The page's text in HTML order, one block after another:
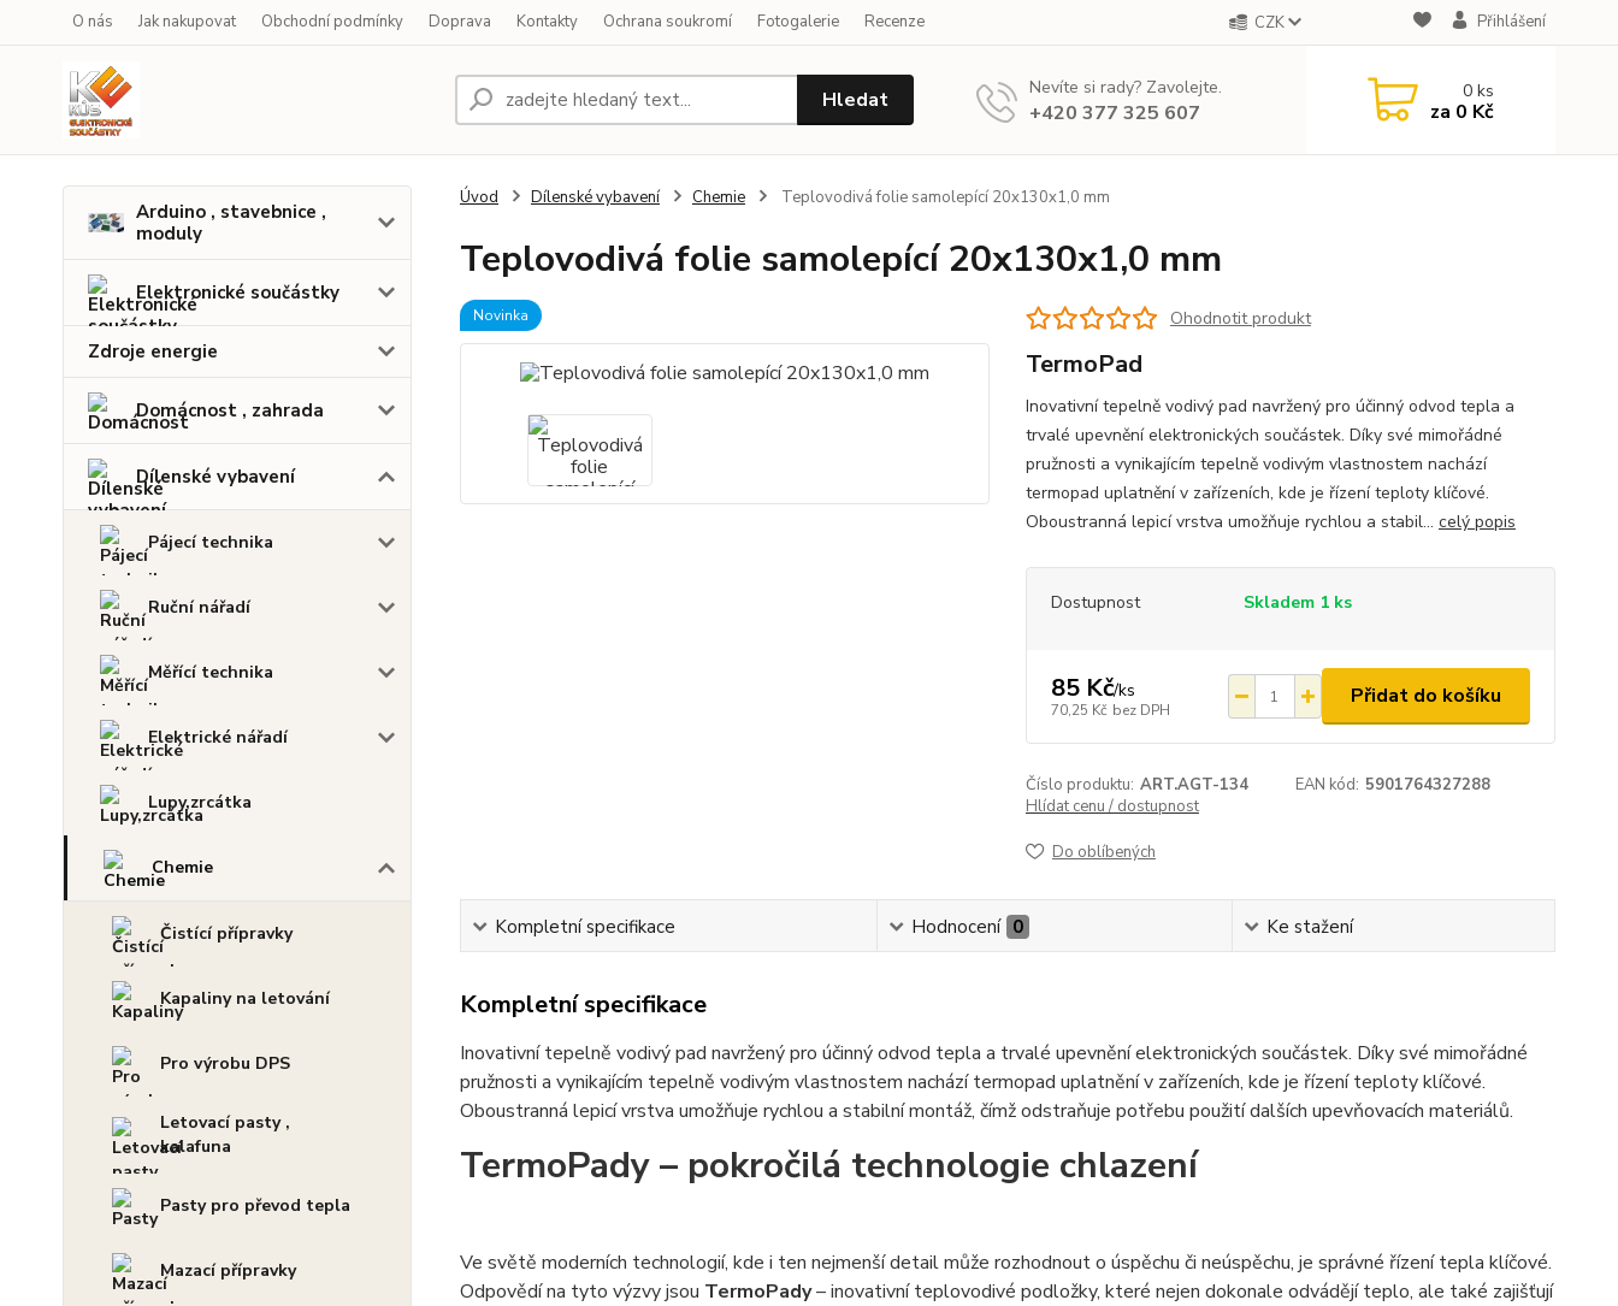
O nás Jak nakupovat Obchodní podmínky Doprava Kontakty Ochrana soukromí Fotogalerie Recenze CZK Přihlášení
Hledat Nevíte si rady? Zavolejte.
+420 377 325 607
0ks
za 0 Kč
Arduino , stavebnice ,
moduly
Elektronické součástky
Zdroje energie
Domácnost , zahrada
Dílenské vybavení
Pájecí technika
Ruční nářadí
Měřící technika
Elektrické nářadí
Lupy,zrcátka
Chemie
Čistící přípravky
Kapaliny na letování
Pro výrobu DPS
Letovací pasty ,
kalafuna
Pasty pro převod tepla
Mazací přípravky
Úvod Dílenské vybavení Chemie Teplovodivá folie samolepící 20x130x1,0 mm
Teplovodivá folie samolepící 20x130x1,0 mm
Novinka Ohodnotit produkt
TermoPad
Inovativní tepelně vodivý pad navržený pro účinný odvod tepla a
trvalé upevnění elektronických součástek. Díky své mimořádné
pružnosti a vynikajícím tepelně vodivým vlastnostem nachází
termopad uplatnění v zařízeních, kde je řízení teploty klíčové.
Oboustranná lepicí vrstva umožňuje rychlou a stabil... celý popis
Dostupnost Skladem 1 ks
85 Kč/ks
70,25 Kč bez DPH
Přidat do košíku
Číslo produktu: ART.AGT-134 EAN kód: 5901764327288
Hlídat cenu / dostupnost
Do oblíbených
Kompletní specifikace Hodnocení 0 Ke stažení
Kompletní specifikace
Inovativní tepelně vodivý pad navržený pro účinný odvod tepla a trvalé upevnění elektronických součástek. Díky své mimořádné
pružnosti a vynikajícím tepelně vodivým vlastnostem nachází termopad uplatnění v zařízeních, kde je řízení teploty klíčové.
Oboustranná lepicí vrstva umožňuje rychlou a stabilní montáž, čímž odstraňuje potřebu použití dalších upevňovacích materiálů.
TermoPady – pokročilá technologie chlazení
Ve světě moderních technologií, kde i ten nejmenší detail může rozhodnout o úspěchu či neúspěchu, je správné řízení tepla klíčové.
Odpovědí na tyto výzvy jsou TermoPady– inovativní teplovodivé podložky, které nejen dokonale odvádějí teplo, ale také zajišťují